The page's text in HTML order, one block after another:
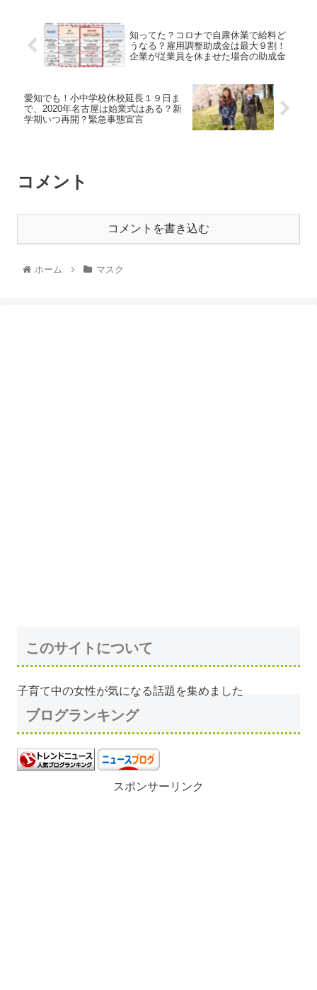
知ってた？コロナで自粛休業で給料ど
うなる？雇用調整助成金は最大９割！
企業が従業員を休ませた場合の助成金
愛知でも！小中学校休校延長１９日ま
で、2020年名古屋は始業式はある？新
学期いつ再開？緊急事態宣言
コメント
コメントを書き込む
ホーム マスク
このサイトについて
子育て中の女性が気になる話題を集めました
ブログランキング
スポンサーリンク